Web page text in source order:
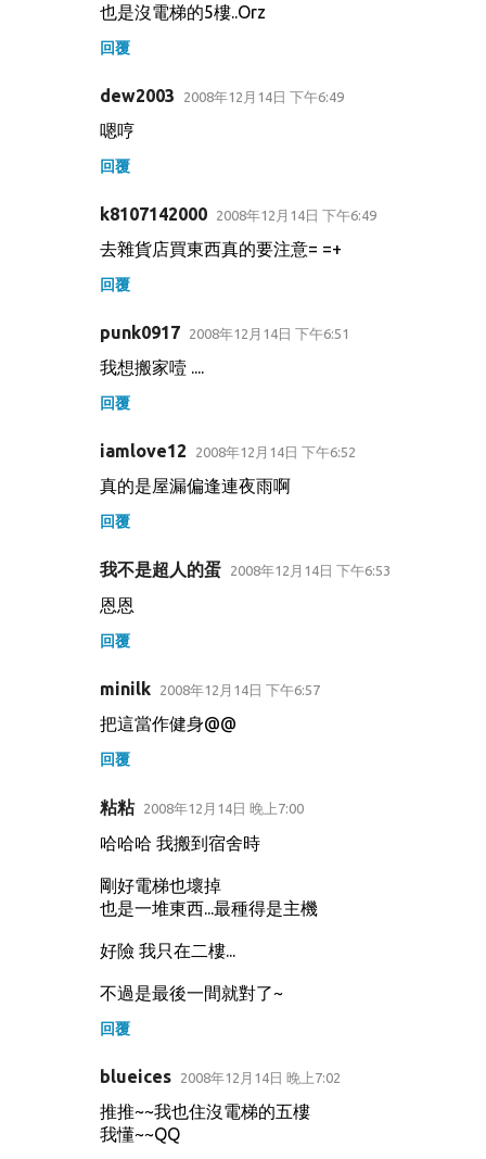
也是沒電梯的5樓..Orz
回覆
dew2003 2008年12月14日 下午6:49
嗯哼
回覆
k8107142000 2008年12月14日 下午6:49
去雜貨店買東西真的要注意= =+
回覆
punk0917 2008年12月14日 下午6:51
我想搬家噎 ....
回覆
iamlove12 2008年12月14日 下午6:52
真的是屋漏偏逢連夜雨啊
回覆
我不是超人的蛋 2008年12月14日 下午6:53
恩恩
回覆
minilk 2008年12月14日 下午6:57
把這當作健身@@
回覆
粘粘 2008年12月14日 晚上7:00
哈哈哈 我搬到宿舍時
剛好電梯也壞掉
也是一堆東西...最種得是主機
好險 我只在二樓...
不過是最後一間就對了~
回覆
blueices 2008年12月14日 晚上7:02
推推~~我也住沒電梯的五樓
我懂~~QQ